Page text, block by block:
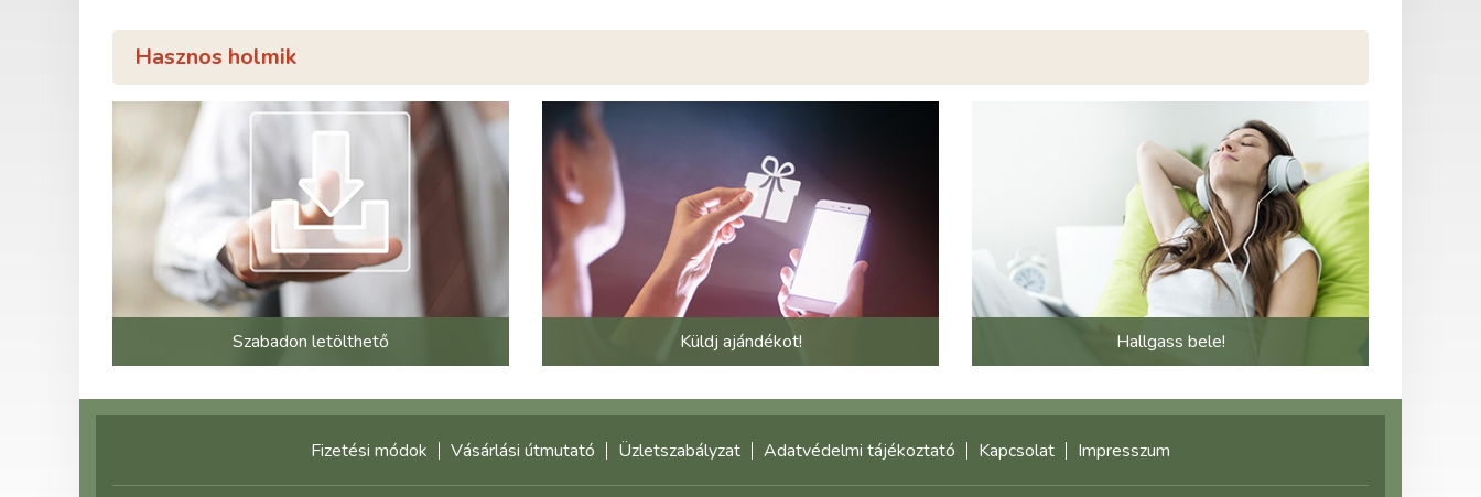
Hasznos holmik
Szabadon letölthető Küldj ajándékot! Hallgass bele!
Fizetési módok Vásárlási útmutató Üzletszabályzat Adatvédelmi tájékoztató Kapcsolat Impresszum